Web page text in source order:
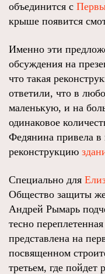
объединится с
крыше появится
Именно эти
обсуждения на
что такая
ответили, что в
маленькую, и на
одинаковое
Федянина привела в
реконструкцию
Специально для
Общество защиты
Андрей Рымарь
тесно
представлена на
посвященном
третьем, где пойдет